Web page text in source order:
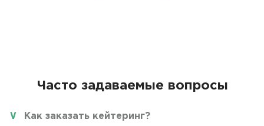
Часто задаваемые вопросы
Как заказать кейтеринг?